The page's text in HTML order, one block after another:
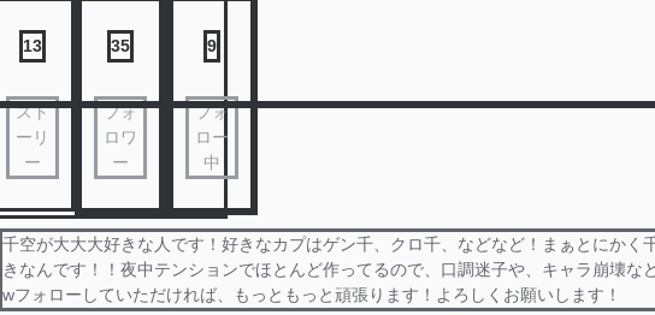
13
スト
ーリ
ー
35
フォ
ロワ
ー
9
フォ
ロー
中
千空が大大大好きな人です！好きなカプはゲン千、クロ千、などなど！まぁとにかく
きなんです！！夜中テンションでほとんど作ってるので、口調迷子や、キャラ崩壊な
wフォローしていただければ、もっともっと頑張ります！よろしくお願いします！